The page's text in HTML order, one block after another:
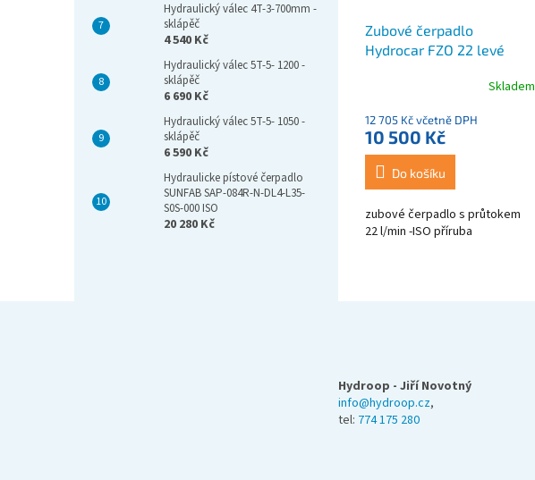
Hydraulický válec 4T-3-700mm -
sklápěč
4 540 Kč
Hydraulický válec 5T-5- 1200 -
sklápěč
6 690 Kč
Hydraulický válec 5T-5- 1050 -
sklápěč
6 590 Kč
Hydraulicke pístové čerpadlo
SUNFAB SAP-084R-N-DL4-L35-
S0S-000 ISO
20 280 Kč
Zubové čerpadlo
Hydrocar FZO 22 levé
Skladem
12 705 Kč včetně DPH
10 500 Kč
Do košíku
zubové čerpadlo s průtokem
22 l/min -ISO příruba
Hydroop - Jiří Novotný
info@hydroop.cz,
tel: 774 175 280